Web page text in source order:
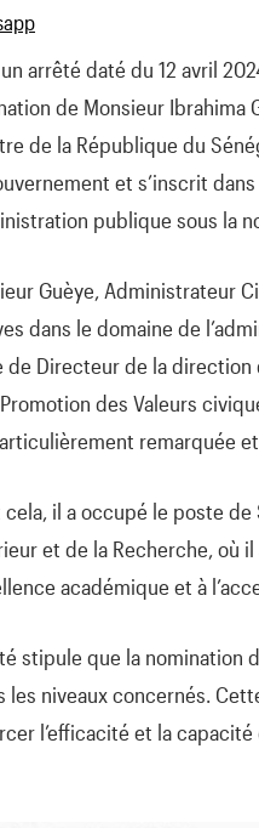
arrêté daté du 12 avril
de Monsieur Ibrahima
de la République du
et s’inscrit
publique sous la
Guèye, Administrateur
dans le domaine de
de Directeur de la direction
des Valeurs
remarquée
cela, il a occupé le poste
et de la Recherche, où
académique et à
stipule que la nomination
les niveaux concernés.
l’efficacité et la